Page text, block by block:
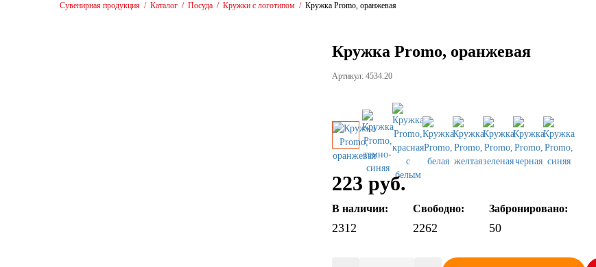
Сувенирная продукция / Каталог / Посуда / Кружки с логотипом / Кружка Promo, оранжевая
Кружка Promo, оранжевая
Артикул: 4534.20
223 руб.
В наличии:
2312
Свободно:
2262
Забронировано:
50